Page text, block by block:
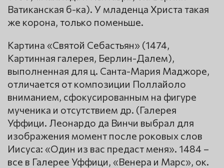
Ватиканская б-ка). У младенца Христа такая
же корона, только поменьше.
Картина «Святой Себастьян» (1474,
Картинная галерея, Берлин-Далем),
выполненная для ц. Санта-Мария Маджоре,
отличается от композиции Поллайоло
вниманием, сфокусированным на фигуре
мученика и отсутствием др. (Галерея
Уффици. Леонардо да Винчи выбрал для
изображения момент после роковых слов
Иисуса: «Один из вас предаст меня». 1484 –
все в Галерее Уффици, «Венера и Марс», ок.